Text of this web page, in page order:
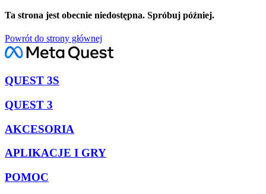
Ta strona jest obecnie niedostępna. Spróbuj później.
Powrót do strony głównej
QUEST 3S
QUEST 3
AKCESORIA
APLIKACJE I GRY
POMOC